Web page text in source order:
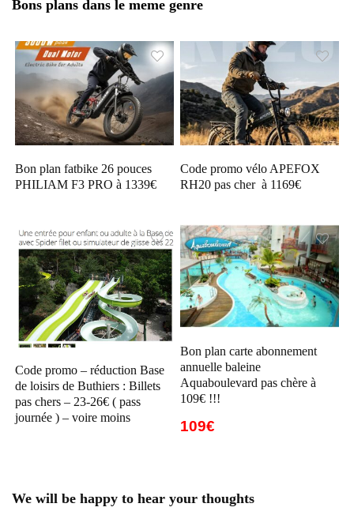
Bons plans dans le meme genre
Bon plan fatbike 26 pouces
PHILIAM F3 PRO à 1339€
Code promo vélo APEFOX
RH20 pas cher à 1169€
Code promo – réduction Base
de loisirs de Buthiers : Billets
pas chers – 23-26€ ( pass
journée ) – voire moins
Bon plan carte abonnement
annuelle baleine
Aquaboulevard pas chère à
109€ !!!
109€
We will be happy to hear your thoughts